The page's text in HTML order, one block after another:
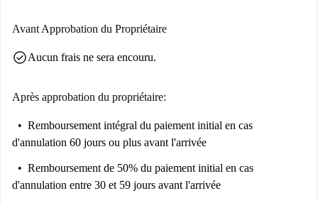
Avant Approbation du Propriétaire
check_circleAucun frais ne sera encouru.
Après approbation du propriétaire:
Remboursement intégral du paiement initial en cas
d'annulation 60 jours ou plus avant l'arrivée
Remboursement de 50% du paiement initial en cas
d'annulation entre 30 et 59 jours avant l'arrivée